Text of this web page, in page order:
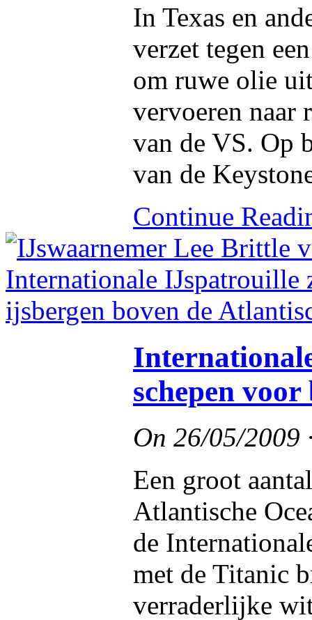
In Texas en
verzet tegen
om ruwe olie
vervoeren naar
van de VS. Op
van de
Continue
schepen
On 26/05/2009
Een groot
Atlantische
de
met de Titanic
verraderlijke